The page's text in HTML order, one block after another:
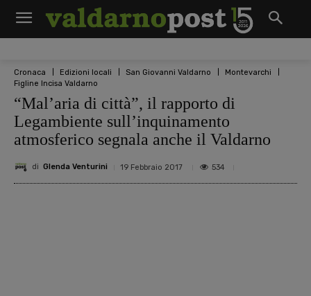
Cronaca Edizioni locali San Giovanni Valdarno
Montevarchi
Figline Incisa Valdarno
“Mal’aria di città”, il rapporto di
Legambiente sull’inquinamento
atmosferico segnala anche il Valdarno
di Glenda Venturini 19 Febbraio 2017 534